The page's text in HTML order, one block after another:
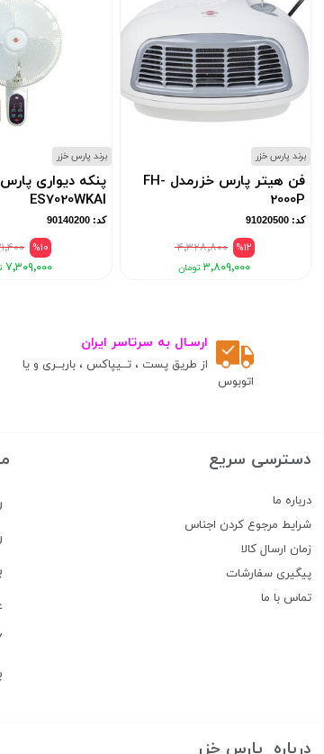
برند پارس خزر
فن هیتر پارس خزرمدل FH-
2000P
کد: 91020500
%12 ۴٬۳۲۸٬۸۰۰
۳٬۸۰۹٬۰۰۰
برند پارس خزر
پنکه دیواری
ES7020WKAI
کد: 90140200
%10
۷٬۳۰۹٬۰۰۰
ارسـال به سرتاسر ایران
از طریق پست ، تــیپاکس ، باربــری و یا
اتوبوس
دسترسی سریع
درباره ما
شرایط مرجوع کردن اجناس
زمان ارسال کالا
پیگیری سفارشات
تماس با ما
7علت خراب
درباره پارس خزر